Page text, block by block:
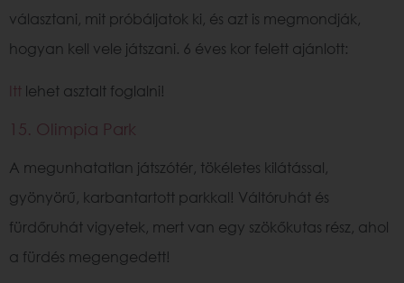
választani, mit próbáljatok ki, és azt is megmondják,
hogyan kell vele játszani. 6 éves kor felett ajánlott:
Itt lehet asztalt foglalni!
15. Olimpia Park
A megunhatatlan játszótér, tökéletes kilátással,
gyönyörű, karbantartott parkkal! Váltóruhát és
fürdőruhát vigyetek, mert van egy szökőkutas rész, ahol
a fürdés megengedett!